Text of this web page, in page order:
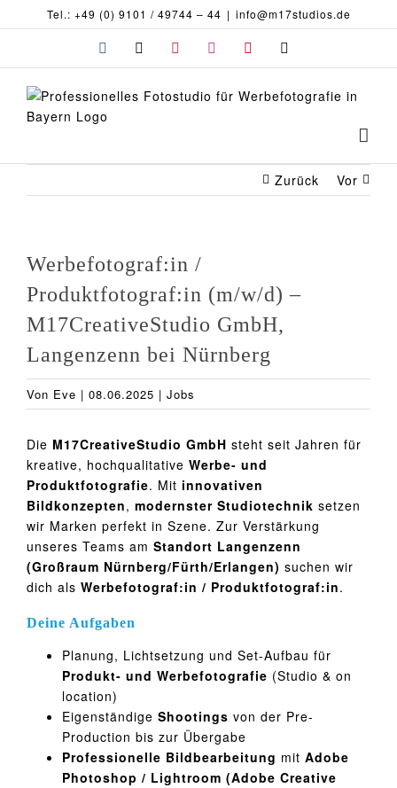
Inhalt
Tel.: +49 (0) 9101 / 49744 – 44 | info@m17studios.de
Facebook YouTubeInstagramPinterest
Zurück Vor
Werbefotograf:in /
Produktfotograf:in (m/w/d) –
M17CreativeStudio GmbH,
Langenzenn bei Nürnberg
Von Eve | 08.06.2025 | Jobs
Die M17CreativeStudio GmbH steht seit Jahren für
kreative, hochqualitative Werbe- und
Produktfotografie. Mit innovativen
Bildkonzepten, modernster Studiotechnik setzen
wir Marken perfekt in Szene. Zur Verstärkung
unseres Teams am Standort Langenzenn
(Großraum Nürnberg/Fürth/Erlangen) suchen wir
dich als Werbefotograf:in / Produktfotograf:in.
Deine Aufgaben
Planung, Lichtsetzung und Set-Aufbau für
Produkt- und Werbefotografie (Studio & on
location)
Eigenständige Shootings von der Pre-
Production bis zur Übergabe
Professionelle Bildbearbeitung mit Adobe
Photoshop / Lightroom (Adobe Creative